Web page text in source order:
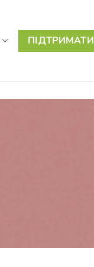
ПІДТРИМАТИ